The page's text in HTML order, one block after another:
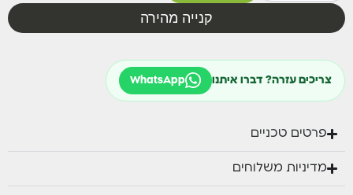
ציפוי מגן
: 360 מעלות (הגנה מפני חרקים, רטיבות,
עובש ופטריות, סדקים, התנפחויות, שריטות
מניעת החלקה דרגה C מכון התקנים הישראלי
עשן דרגה 4.
קנייה מהירה
צריכים עזרה? דברו איתנו WhatsApp
פרטים טכניים
מדיניות משלוחים